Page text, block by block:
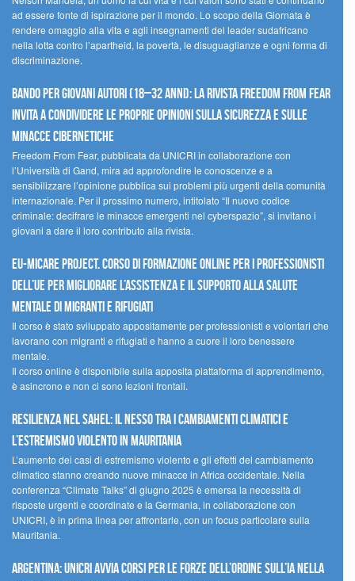
ad essere fonte di ispirazione per il mondo. Lo scopo della Giornata è
rendere omaggio alla vita e agli insegnamenti del leader sudafricano
nella lotta contro l’apartheid, la povertà, le disuguaglianze e ogni forma di
discriminazione.
Bando per giovani autori (18–32 anni): la Rivista Freedom From Fear
invita a condividere le proprie opinioni sulla sicurezza e sulle
minacce cibernetiche
Freedom From Fear, pubblicata da UNICRI in collaborazione con
l’Università di Gand, mira ad approfondire le conoscenze e a
sensibilizzare l’opinione pubblica sui problemi più urgenti della comunità
internazionale. Per il prossimo numero, intitolato “Il nuovo codice
criminale: decifrare le minacce emergenti nel cyberspazio”, si invitano i
giovani a dare il loro contributo alla rivista.
EU-MiCare Project. Corso di formazione online per i professionisti
dell’UE per migliorare l’assistenza e il supporto alla salute
mentale di migranti e rifugiati
Il corso è stato sviluppato appositamente per professionisti e volontari che
lavorano con migranti e rifugiati e hanno a cuore il loro benessere
mentale.
Il corso online è disponibile sulla apposita piattaforma di apprendimento,
è asincrono e non ci sono lezioni frontali.
Resilienza nel Sahel: il nesso tra i cambiamenti climatici e
l’estremismo violento in Mauritania
L’aumento dei casi di estremismo violento e gli effetti del cambiamento
climatico stanno creando nuove minacce in Africa occidentale. Nella
conferenza “Climate Talks” di giugno 2025 è emersa la necessità di
risposte urgenti e coordinate e la Germania, in collaborazione con
UNICRI, è in prima linea per affrontarle, con un focus particolare sulla
Mauritania.
Argentina: UNICRI avvia corsi per le forze dell’ordine sull’IA nella